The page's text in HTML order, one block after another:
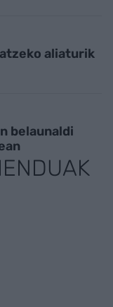
aliaturik
belaunaldi